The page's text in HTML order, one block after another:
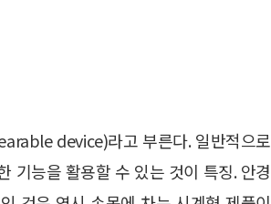
device)라고 부른다. 일반적으로
기능을 활용할 수 있는 것이 특징. 안경